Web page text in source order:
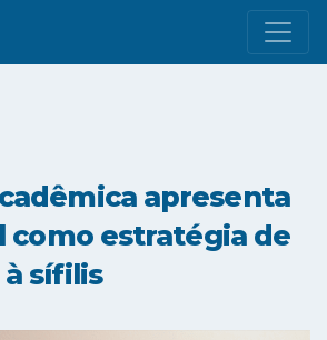
apresenta
como estratégia de
sífilis